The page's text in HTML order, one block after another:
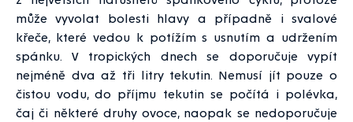
může vyvolat bolesti hlavy a případně i svalové
křeče, které vedou k potížím s usnutím a udržením
spánku. V tropických dnech se doporučuje vypít
nejméně dva až tři litry tekutin. Nemusí jít pouze o
čistou vodu, do příjmu tekutin se počítá i polévka,
čaj či některé druhy ovoce, naopak se nedoporučuje